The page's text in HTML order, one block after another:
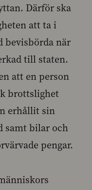
Därför ska
att ta i
bevisbörda när
till staten.
att en person
brottslighet
erhållit sin
samt bilar och
pengar.